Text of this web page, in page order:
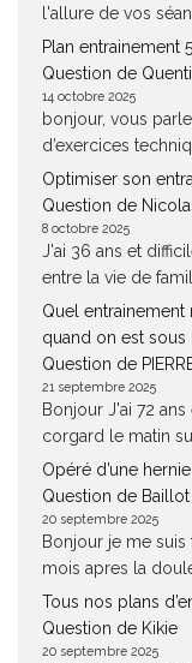
l'allure de vos
Plan entrainement
Question de
14 octobre 2025
bonjour, vous
d’exercices
Optimiser son
Question de
8 octobre 2025
J'ai 36 ans et
entre la vie de
Quel
quand on est
Question de
21 septembre 2025
Bonjour J'ai 72
corgard le matin
Opéré d’une
Question de Baillot
20 septembre 2025
Bonjour je me
mois apres la
Tous nos plans
Question de Kikie
20 septembre 2025